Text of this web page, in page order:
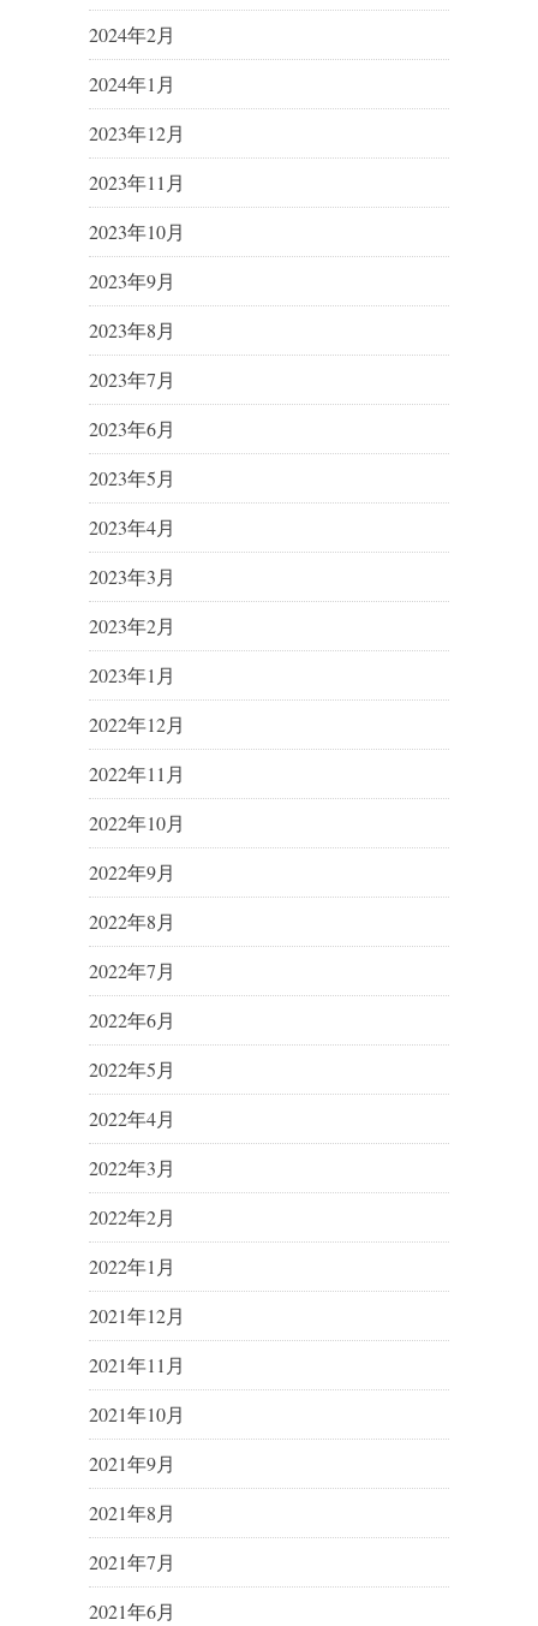
2024年2月
2024年1月
2023年12月
2023年11月
2023年10月
2023年9月
2023年8月
2023年7月
2023年6月
2023年5月
2023年4月
2023年3月
2023年2月
2023年1月
2022年12月
2022年11月
2022年10月
2022年9月
2022年8月
2022年7月
2022年6月
2022年5月
2022年4月
2022年3月
2022年2月
2022年1月
2021年12月
2021年11月
2021年10月
2021年9月
2021年8月
2021年7月
2021年6月